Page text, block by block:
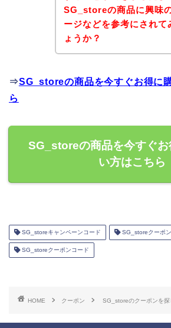
SG_storeの商品に興味
ージなどを参考にされて
ょうか？
⇒SG_storeの商品を今すぐお得に
ら
SG_storeの商品を今すぐお
い方はこちら
SG_storeキャンペーンコード SG_storeクーポン
SG_storeクーポンコード
HOME クーポン SG_storeのクーポンを